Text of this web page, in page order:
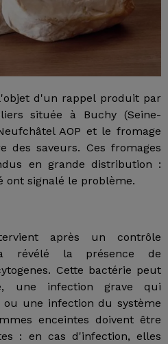
d'un rappel produit par
située à Buchy (Seine-
AOP et le fromage
des saveurs. Ces fromages
en grande distribution :
signalé le problème.
après un contrôle
révélé la présence de
Cette bactérie peut
une infection grave qui
une infection du système
enceintes doivent être
: en cas d'infection, elles